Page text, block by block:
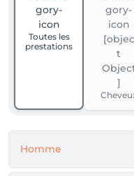
Toutes les
prestations
Homme